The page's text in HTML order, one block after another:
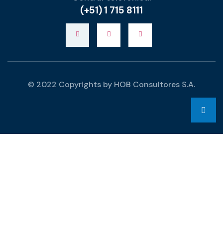
(+51) 1 715 8111
© 2022 Copyrights by HOB Consultores S.A.